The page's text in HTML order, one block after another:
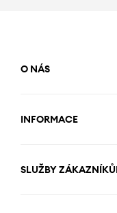
O NÁS
INFORMACE
SLUŽBY